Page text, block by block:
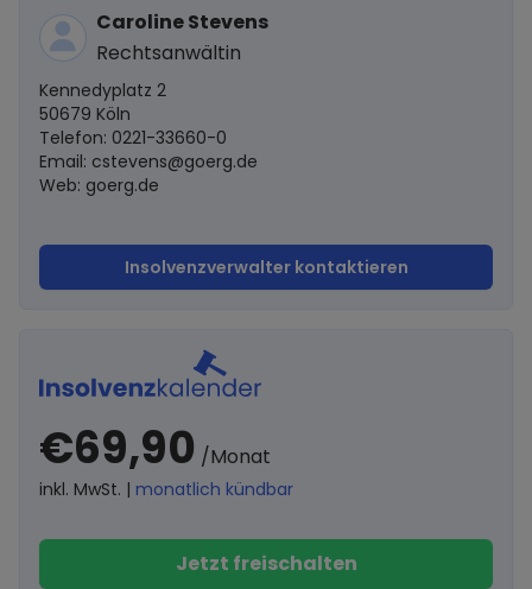
Caroline Stevens
Rechtsanwältin
Kennedyplatz 2
50679 Köln
Telefon: 0221-33660-0
Email: cstevens@goerg.de
Web: goerg.de
Insolvenzverwalter kontaktieren
€69,90 /Monat
inkl. MwSt. | monatlich kündbar
Jetzt freischalten